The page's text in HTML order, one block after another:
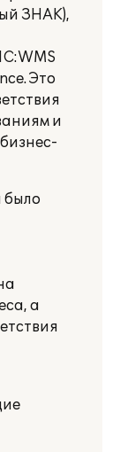
ЗНАК),
Это
и
было
а